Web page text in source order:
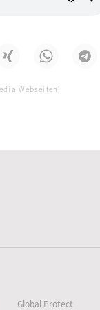
Webseiten)
Global Protect